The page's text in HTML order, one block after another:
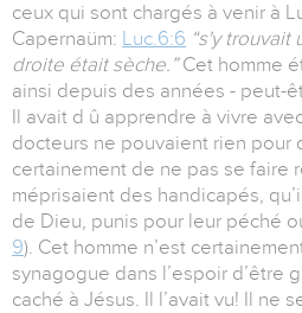
ceux qui sont chargés à venir à
Capernaüm: Luc.6:6 “s'y trouvait
droite était sèche.”Cet homme
ainsi depuis des années - peut-
Il avait d û apprendre à vivre
docteurs ne pouvaient rien pour
certainement de ne pas se faire
méprisaient des handicapés,
de Dieu, punis pour leur péché
9). Cet homme n’est
synagogue dans l’espoir d’être
caché à Jésus. Il l’avait vu! Il ne